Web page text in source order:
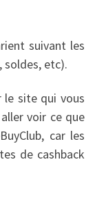
suivant les
soldes, etc).
le site qui vous
voir ce que
, car les
de cashback